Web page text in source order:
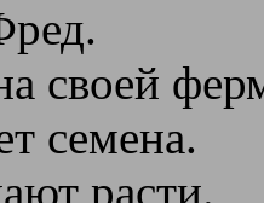
своей
семена.
расти.